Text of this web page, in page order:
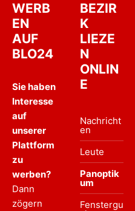
WERB
EN
AUF
BLO24
Sie haben
Interesse
auf
unserer
Plattform
zu
werben?
Dann
zögern
BEZIR
K
LIEZE
N
ONLIN
E
Nachricht
en
Leute
Panoptik
um
Fenstergu